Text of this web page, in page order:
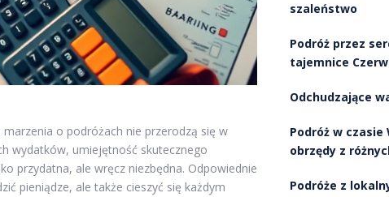
o podróżach nie przerodzą się w
wydatków, umiejętność skutecznego
przydatna, ale wręcz niezbędna. Odpowiednie
pieniądze, ale także cieszyć się każdym
szaleństwo
Podróż przez
tajemnice
Odchudzające
Podróż w
obrzędy z
Podróże z